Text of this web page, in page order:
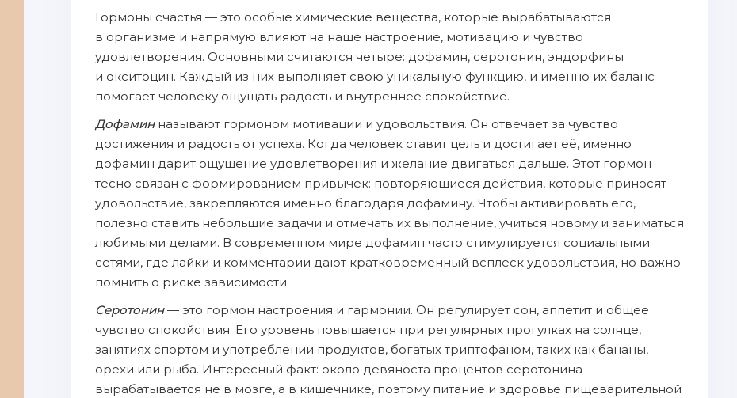
Гормоны счастья — это особые химические вещества, которые вырабатываются
в организме и напрямую влияют на наше настроение, мотивацию и чувство
удовлетворения. Основными считаются четыре: дофамин, серотонин, эндорфины
и окситоцин. Каждый из них выполняет свою уникальную функцию, и именно их баланс
помогает человеку ощущать радость и внутреннее спокойствие.
Дофаминназывают гормоном мотивации и удовольствия. Он отвечает за чувство
достижения и радость от успеха. Когда человек ставит цель и достигает её, именно
дофамин дарит ощущение удовлетворения и желание двигаться дальше. Этот гормон
тесно связан с формированием привычек: повторяющиеся действия, которые приносят
удовольствие, закрепляются именно благодаря дофамину. Чтобы активировать его,
полезно ставить небольшие задачи и отмечать их выполнение, учиться новому и заниматься
любимыми делами. В современном мире дофамин часто стимулируется социальными
сетями, где лайки и комментарии дают кратковременный всплеск удовольствия, но важно
помнить о риске зависимости.
Серотонин— это гормон настроения и гармонии. Он регулирует сон, аппетит и общее
чувство спокойствия. Его уровень повышается при регулярных прогулках на солнце,
занятиях спортом и употреблении продуктов, богатых триптофаном, таких как бананы,
орехи или рыба. Интересный факт: около девяноста процентов серотонина
вырабатывается не в мозге, а в кишечнике, поэтому питание и здоровье пищеварительной